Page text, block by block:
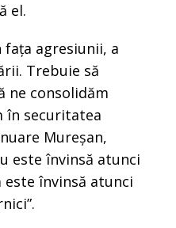
el.
fața agresiunii, a
Trebuie să
ne consolidăm
în securitatea
Mureșan,
este învinsă atunci
este învinsă atunci